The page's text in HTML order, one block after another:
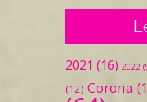
2021 (16) 2022
(12) Corona